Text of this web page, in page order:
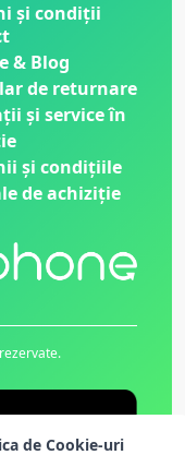
de Cookie-uri
și condiții
& Blog
de returnare
și service în
și condițiile
de achiziție